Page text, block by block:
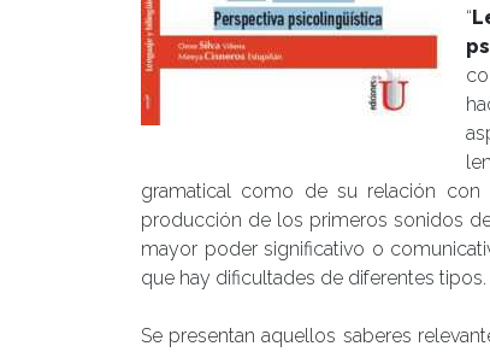
“
gramatical como de su relación con
producción de los primeros sonidos
mayor poder significativo o
que hay dificultades de diferentes tipos.
Se presentan aquellos saberes